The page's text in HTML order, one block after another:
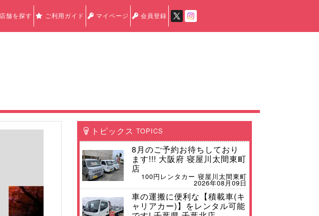
店舗を探す ご利用ガイド マイページ 会員登録
トピックス TOPICS
8月のご予約お待ちしており
ます!!! 大阪府 寝屋川太間東町
店
100円レンタカー 寝屋川太間東町
2026年08月09日
車の運搬に便利な【積載車(キ
ャリアカー)】をレンタル可能